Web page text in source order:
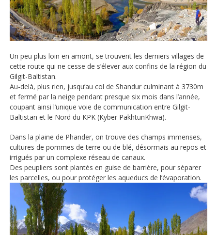
Un peu plus loin en amont, se trouvent les derniers villages de
cette route qui ne cesse de s’élever aux confins de la région du
Gilgit-Baltistan.
Au-delà, plus rien, jusqu’au col de Shandur culminant à 3730m
et fermé par la neige pendant presque six mois dans l’année,
coupant ainsi l’unique voie de communication entre Gilgit-
Baltistan et le Nord du KPK (Kyber PakhtunKhwa).
Dans la plaine de Phander, on trouve des champs immenses,
cultures de pommes de terre ou de blé, désormais au repos et
irrigués par un complexe réseau de canaux.
Des peupliers sont plantés en guise de barrière, pour séparer
les parcelles, ou pour protéger les aqueducs de l’évaporation.